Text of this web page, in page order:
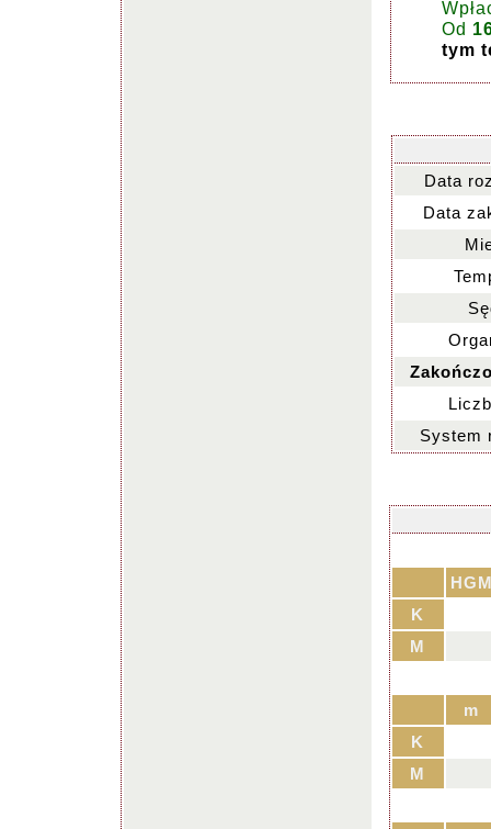
Od
tym
Data
Data
System
K
M
m
K
M